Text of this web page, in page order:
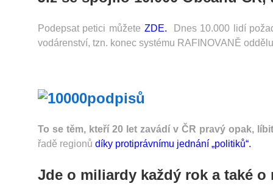
Podepsat petici můžete ZDE. Dnes 10.000 lidí
vodárenství, tzn. konec systému RAFINOVANĚ
To se těm, kteří 20 let zavádí v ČR pravý opak,
řadě regionů díky protiprávnímu jednání „politiků“.
Jde o miliardy každý rok a také o